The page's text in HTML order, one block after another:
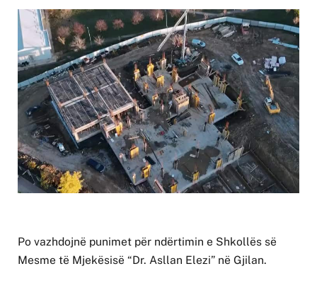
Po vazhdojnë punimet për ndërtimin e Shkollës së
Mesme të Mjekësisë “Dr. Asllan Elezi” në Gjilan.